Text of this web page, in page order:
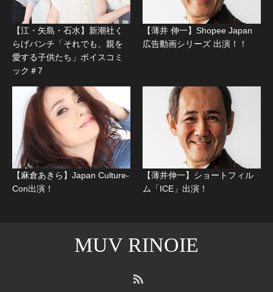
【江・矢島・石水】新潮社く
らげバンチ「それでも、親を
愛する子供たち」ボイスコミ
ック＃7
【薄井 伸一】Shopee Japan
広告動画シリーズ 出演！！
【麻倉あきら】Japan Culture-
Con出演！
【薄井伸一】ショートフィル
ム「ICE」出演！
MUV RINOIE